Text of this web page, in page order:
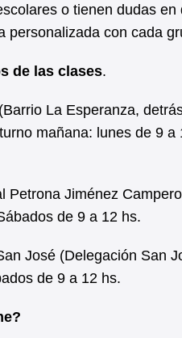
o tienen dudas
personalizada con cada
de las clases.
La Esperanza,
mañana: lunes de 9
Petrona Jiménez
de 9 a 12 hs.
José (Delegación San
de 9 a 12 hs.